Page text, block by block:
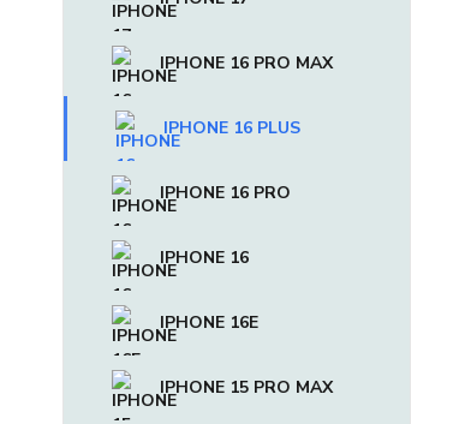
IPHONE 16 PRO MAX
IPHONE 16 PLUS
IPHONE 16 PRO
IPHONE 16
IPHONE 16E
IPHONE 15 PRO MAX